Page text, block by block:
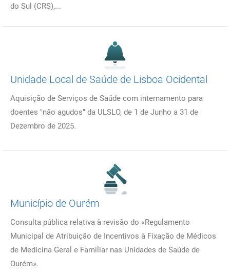
do Sul (CRS),...
Unidade Local de Saúde de Lisboa Ocidental
Aquisição de Serviços de Saúde com internamento para
doentes "não agudos" da ULSLO, de 1 de Junho a 31 de
Dezembro de 2025.
Município de Ourém
Consulta pública relativa à revisão do «Regulamento
Municipal de Atribuição de Incentivos à Fixação de Médicos
de Medicina Geral e Familiar nas Unidades de Saúde de
Ourém».